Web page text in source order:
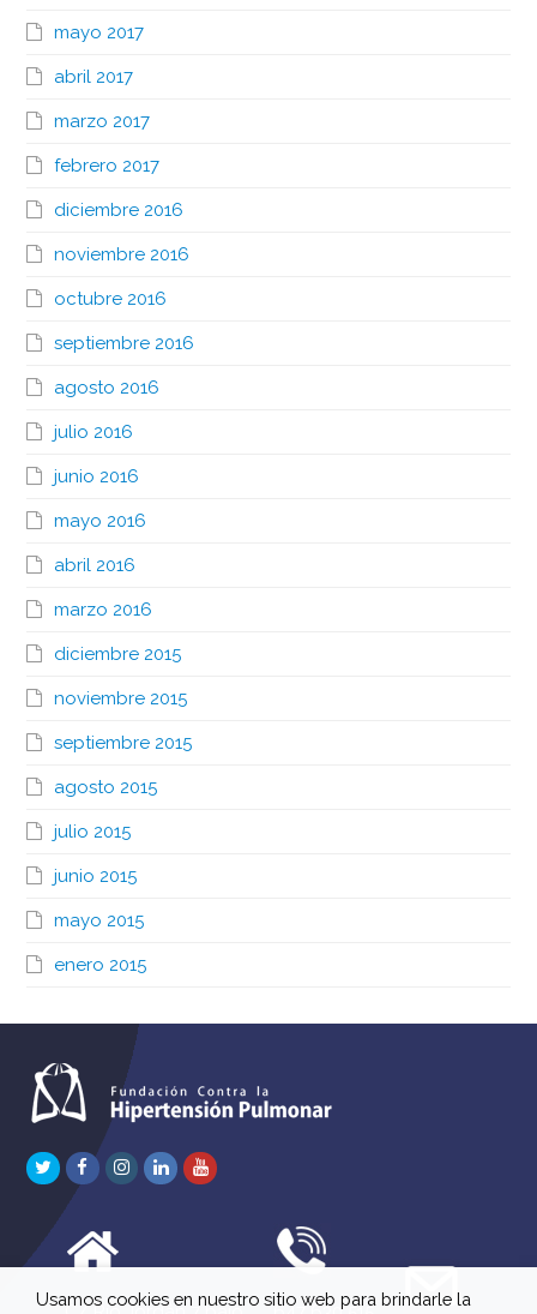
mayo 2017
abril 2017
marzo 2017
febrero 2017
diciembre 2016
noviembre 2016
octubre 2016
septiembre 2016
agosto 2016
julio 2016
junio 2016
mayo 2016
abril 2016
marzo 2016
diciembre 2015
noviembre 2015
septiembre 2015
agosto 2015
julio 2015
junio 2015
mayo 2015
enero 2015
TwitterFacebook
Instagram
LinkedInYoutube
Usamos cookies en nuestro sitio web para brindarle la